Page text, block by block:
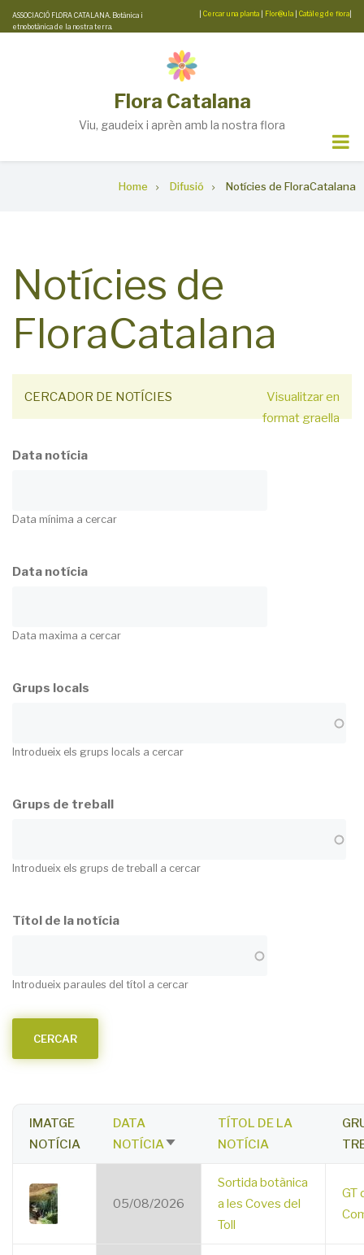
Skip
to
ASSOCIACIÓ FLORA CATALANA. Botànica i
etnobotànica de la nostra terra.
Cercar una planta Flor@ula Catàleg de flora
Flora Catalana
Viu, gaudeix i aprèn amb la nostra flora
Home Difusió Notícies de FloraCatalana
Notícies de
FloraCatalana
CERCADOR DE NOTÍCIES
Visualitzar en
format graella
Data notícia
Data mínima a cercar
Data notícia
Data maxima a cercar
Grups locals
Introdueix els grups locals a cercar
Grups de treball
Introdueix els grups de treball a cercar
Títol de la notícia
Introdueix paraules del títol a cercar
IMATGE
NOTÍCIA
DATA
NOTÍCIASORT
ASCENDING
TÍTOL DE LA
NOTÍCIA
05/08/2026
Sortida botànica
a les Coves del
Toll
GT